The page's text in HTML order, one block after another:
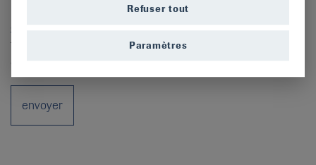
personnelles conformément à sa
tout moment ainsi que demander un aperçu de mes
Refuser tout
Paramètres